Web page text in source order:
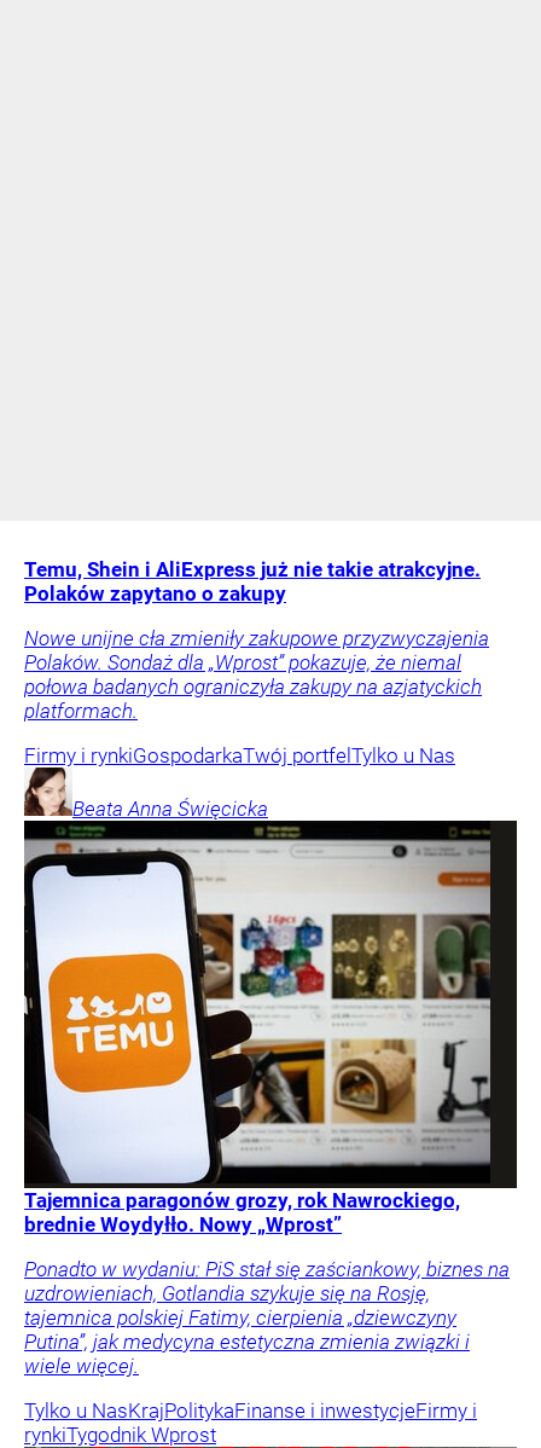
Temu, Shein i AliExpress już nie takie atrakcyjne.
Polaków zapytano o zakupy
Nowe unijne cła zmieniły zakupowe przyzwyczajenia
Polaków. Sondaż dla „Wprost” pokazuje, że niemal
połowa badanych ograniczyła zakupy na azjatyckich
platformach.
Firmy i rynkiGospodarkaTwój portfelTylko u Nas
Beata Anna Święcicka
Tajemnica paragonów grozy, rok Nawrockiego,
brednie Woydyłło. Nowy „Wprost”
Ponadto w wydaniu: PiS stał się zaściankowy, biznes na
uzdrowieniach, Gotlandia szykuje się na Rosję,
tajemnica polskiej Fatimy, cierpienia „dziewczyny
Putina”, jak medycyna estetyczna zmienia związki i
wiele więcej.
Tylko u NasKrajPolitykaFinanse i inwestycjeFirmy i
rynkiTygodnik Wprost